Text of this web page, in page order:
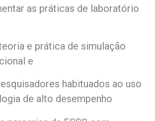
as práticas de laboratório
e prática de simulação
e
habituados ao uso
de alto desempenho